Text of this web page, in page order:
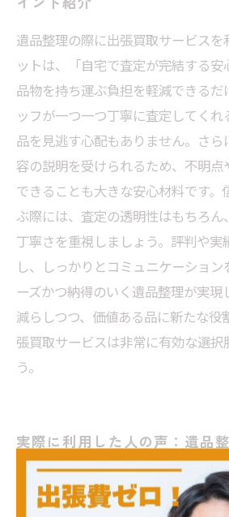
遺品整理の際に出張買取サービスを
ットは、「自宅で査定が完結する安
品物を持ち運ぶ負担を軽減できるだ
ッフが一つ一つ丁寧に査定してく
品を見逃す心配もありません。さ
容の説明を受けられるため、不明
できることも大きな安心材料です。
ぶ際には、査定の透明性はもちろん
丁寧さを重視しましょう。評判や実
し、しっかりとコミュニケーショ
ーズかつ納得のいく遺品整理が実現
減らしつつ、価値ある品に新たな役
張買取サービスは非常に有効な選択
う。
実際に利用した人の声：遺品
成功ストーリー
遺品整理の際に出張買取サービスを